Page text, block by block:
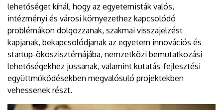
lehetőséget kínál, hogy az egyetemisták valós,
intézményi és városi környezethez kapcsolódó
problémákon dolgozzanak, szakmai visszajelzést
kapjanak, bekapcsolódjanak az egyetem innovációs és
startup-ökoszisztémájába, nemzetközi bemutatkozási
lehetőségekhez jussanak, valamint kutatás-fejlesztési
együttműködésekben megvalósuló projektekben
vehessenek részt.